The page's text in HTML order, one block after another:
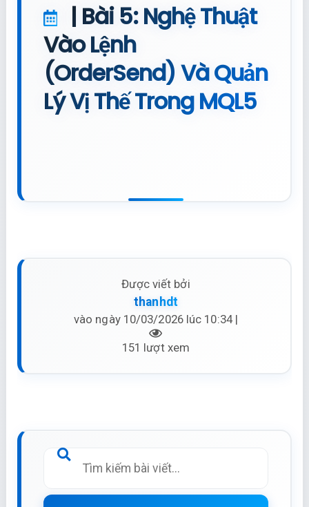
| Bài 5: Nghệ Thuật
Vào Lệnh
(OrderSend) Và Quản
Lý Vị Thế Trong MQL5
Được viết bởi
thanhdt
vào ngày 10/03/2026 lúc 10:34 |
151 lượt xem